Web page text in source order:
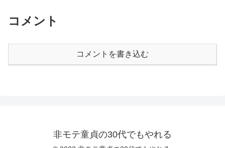
コメント
コメントを書き込む
非モテ童貞の30代でもやれる